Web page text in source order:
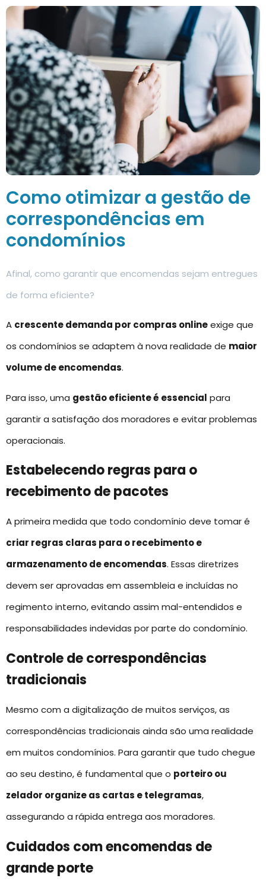
Como otimizar a gestão de
correspondências em
condomínios
Afinal, como garantir que encomendas sejam entregues
de forma eficiente?
A crescente demanda por compras onlineexige que
os condomínios se adaptem à nova realidade de maior
volume de encomendas.
Para isso, uma gestão eficiente é essencial para
garantir a satisfação dos moradores e evitar problemas
operacionais.
Estabelecendo regras para o
recebimento de pacotes
A primeira medida que todo condomínio deve tomar é
criar regras claras para o recebimento e
armazenamento de encomendas. Essas diretrizes
devem ser aprovadas em assembleia e incluídas no
regimento interno, evitando assim mal-entendidos e
responsabilidades indevidas por parte do condomínio.
Controle de correspondências
tradicionais
Mesmo com a digitalização de muitos serviços, as
correspondências tradicionais ainda são uma realidade
em muitos condomínios. Para garantir que tudo chegue
ao seu destino, é fundamental que o porteiro ou
zelador organize as cartas e telegramas,
assegurando a rápida entrega aos moradores.
Cuidados com encomendas de
grande porte